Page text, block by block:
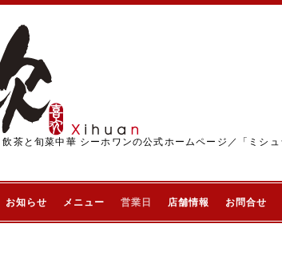
茶と旬菜中華 シーホワンの公式ホームページ／「ミシ
お知らせ メニュー 営業日 店舗情報 お問合せ